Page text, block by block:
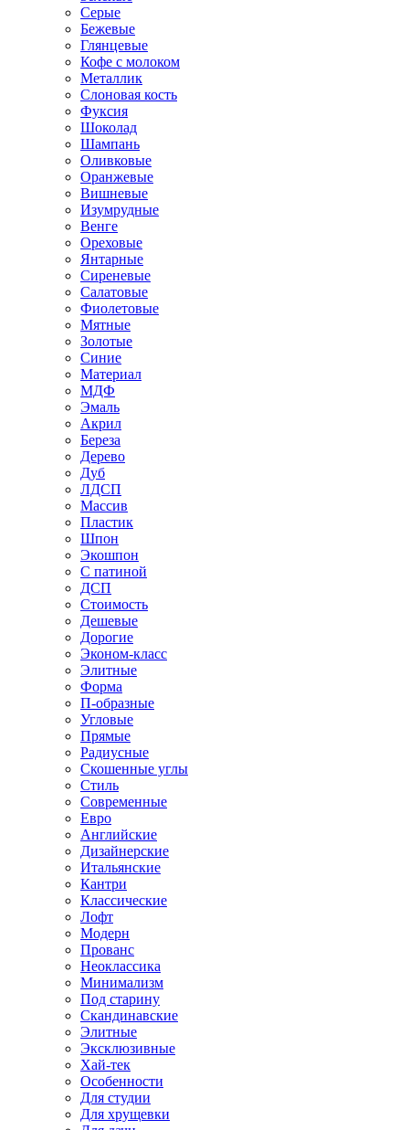
Серые
Бежевые
Глянцевые
Кофе с молоком
Металлик
Слоновая кость
Фуксия
Шоколад
Шампань
Оливковые
Оранжевые
Вишневые
Изумрудные
Венге
Ореховые
Янтарные
Сиреневые
Салатовые
Фиолетовые
Мятные
Золотые
Синие
Материал
МДФ
Эмаль
Акрил
Береза
Дерево
Дуб
ЛДСП
Массив
Пластик
Шпон
Экошпон
С патиной
ДСП
Стоимость
Дешевые
Дорогие
Эконом-класс
Элитные
Форма
П-образные
Угловые
Прямые
Радиусные
Скошенные углы
Стиль
Современные
Евро
Английские
Дизайнерские
Итальянские
Кантри
Классические
Лофт
Модерн
Прованс
Неоклассика
Минимализм
Под старину
Скандинавские
Элитные
Эксклюзивные
Хай-тек
Особенности
Для студии
Для хрущевки